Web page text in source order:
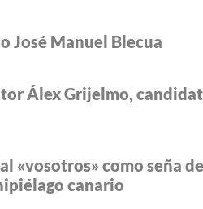
José Manuel Blecua
Álex Grijelmo,
«vosotros» como seña de
canario